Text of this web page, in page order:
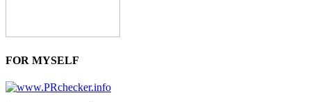
FOR MYSELF